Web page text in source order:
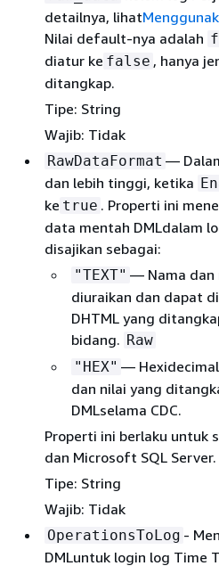
detailnya, lihat
Nilai default-nya adalah
diatur ke false , hanya
ditangkap.
Tipe: String
Wajib: Tidak
RawDataFormat —
dan lebih tinggi, ketika
ke true . Properti ini
data mentah DMLdalam
disajikan sebagai:
"TEXT" — Nama dan
diuraikan dan dapat
DHTML yang
bidang. Raw
"HEX" —
dan nilai yang
DMLselama CDC.
Properti ini berlaku untuk
dan Microsoft SQL Server.
Tipe: String
Wajib: Tidak
OperationsToLog -
DMLuntuk login log Time